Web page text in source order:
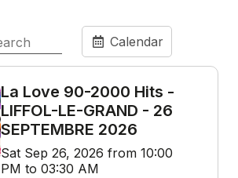
Calendar
La Love 90-2000 Hits -
LIFFOL-LE-GRAND - 26
SEPTEMBRE 2026
Sat Sep 26, 2026 from 10:00
PM to 03:30 AM